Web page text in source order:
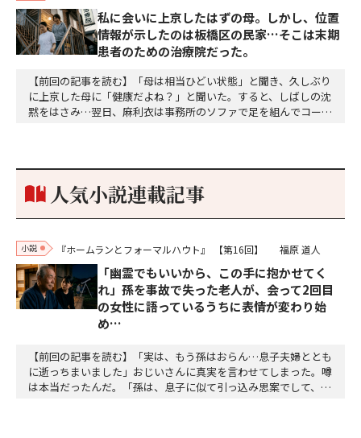
私に会いに上京したはずの母。しかし、位置
情報が示したのは板橋区の民家…そこは末期
患者のための治療院だった。
【前回の記事を読む】「母は相当ひどい状態」と聞き、久しぶり
に上京した母に「健康だよね？」と聞いた。すると、しばしの沈
黙をはさみ…翌日、麻利衣は事務所のソファで足を組んでコーヒ
個のサイコロが握られていた。「やはり私はあなたの超…
人気小説連載記事
小説 『ホームランとフォーマルハウト』 【第16回】 福原 道人
「幽霊でもいいから、この手に抱かせてく
れ」孫を事故で失った老人が、会って2回目
の女性に語っているうちに表情が変わり始
め…
【前回の記事を読む】「実は、もう孫はおらん…息子夫婦ととも
に逝っちまいました」おじいさんに真実を言わせてしまった。噂
は本当だったんだ。「孫は、息子に似て引っ込み思案でして、身